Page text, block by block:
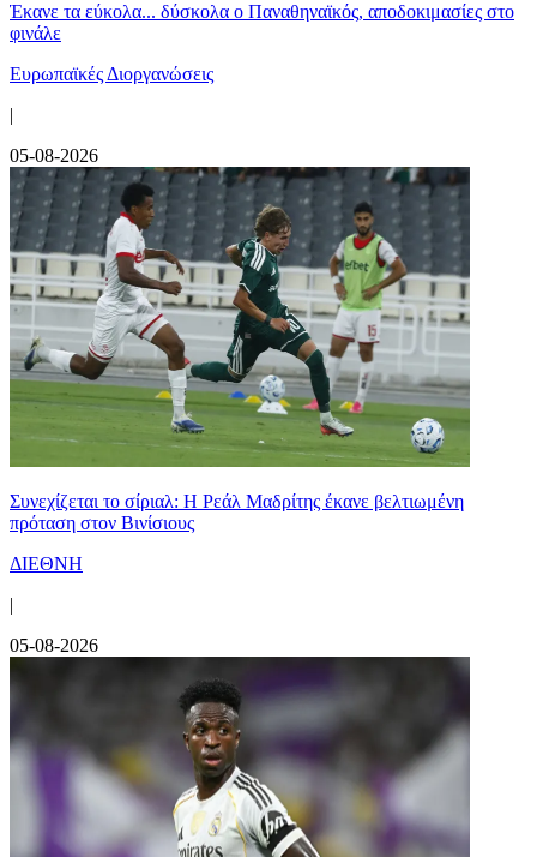
Έκανε τα εύκολα... δύσκολα ο Παναθηναϊκός, αποδοκιμασίες στο
φινάλε
Ευρωπαϊκές Διοργανώσεις
|
05-08-2026
Συνεχίζεται το σίριαλ: Η Ρεάλ Μαδρίτης έκανε βελτιωμένη
πρόταση στον Βινίσιους
ΔΙΕΘΝΗ
|
05-08-2026